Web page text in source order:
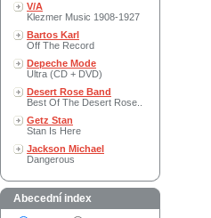
V/A
Klezmer Music 1908-1927
Bartos Karl
Off The Record
Depeche Mode
Ultra (CD + DVD)
Desert Rose Band
Best Of The Desert Rose..
Getz Stan
Stan Is Here
Jackson Michael
Dangerous
Abecední index